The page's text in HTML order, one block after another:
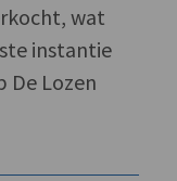
wat
instantie
De Lozen